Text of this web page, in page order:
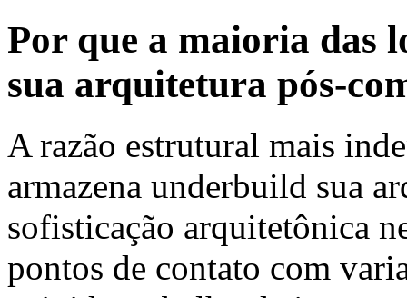
Por que a maioria das
sua arquitetura pós-
A razão estrutural mais
armazena underbuild sua
sofisticação arquitetônica
pontos de contato com